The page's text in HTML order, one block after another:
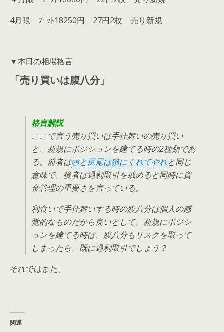
4月限 ﾌﾟｯﾄ18250円 27円2枚 売り新規
▼本日の相場格言
「売り買いは腹八分」
格言解説
ここで言う売り買いは手仕舞いの売り買い
と、新規にポジションを建てる時の2種類であ
る。前者は頭と尻尾は猫にくれてやれと同じ
意味で、後者は過剰取引を戒めると同時に資
金管理の重要さを言っている。
利食いで手仕舞いする時の腹八分は個人の感
覚的なものだから良いとして、新規にポジシ
ョンを建てる時は、腹八分もリスクを取って
しまったら、既に過剰取引でしょう？
それではまた。
関連